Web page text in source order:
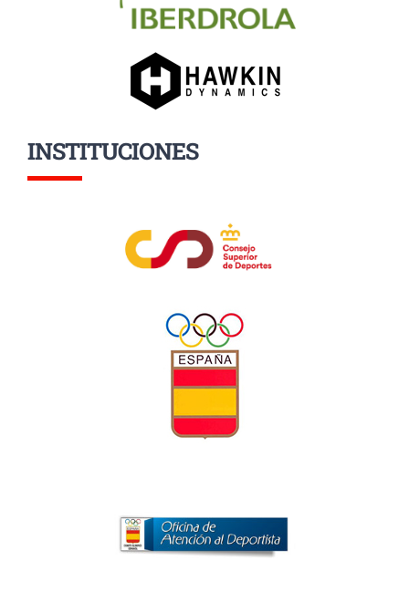
INSTITUCIONES